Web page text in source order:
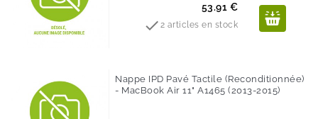
Prix
53.91 €
 2 articles en stock
Nappe IPD Pavé Tactile (reconditionnée)
- MacBook Air 11" A1465 (2013-2015)